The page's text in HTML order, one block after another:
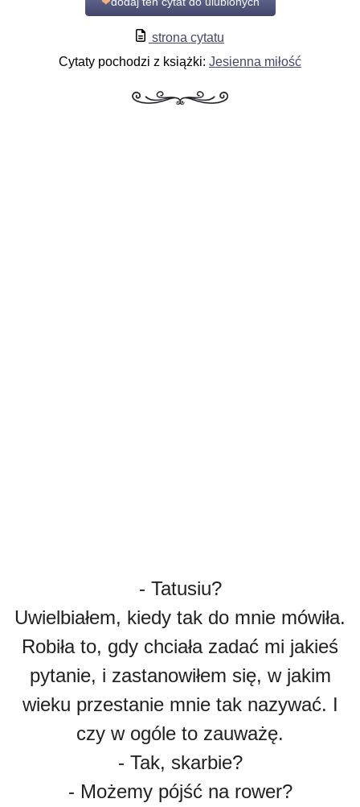
strona cytatu
Cytaty pochodzi z książki: Jesienna miłość
- Tatusiu?
Uwielbiałem, kiedy tak do mnie mówiła.
Robiła to, gdy chciała zadać mi jakieś
pytanie, i zastanowiłem się, w jakim
wieku przestanie mnie tak nazywać. I
czy w ogóle to zauważę.
- Tak, skarbie?
- Możemy pójść na rower?